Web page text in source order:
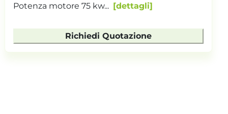
Potenza motore 75 kw...
dettagli
Richiedi Quotazione